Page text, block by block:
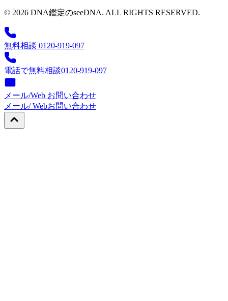
© 2026 DNA鑑定のseeDNA. ALL RIGHTS RESERVED.
無料相談 0120-919-097
電話で無料相談0120-919-097
メール/Web お問い合わせ
メール/ Webお問い合わせ